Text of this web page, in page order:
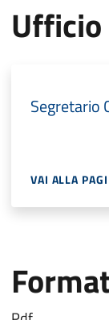
Segretario
VAI ALLA